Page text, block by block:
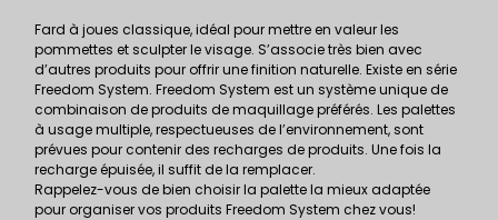
Fard à joues classique, idéal pour mettre en valeur les
pommettes et sculpter le visage. S’associe très bien avec
d’autres produits pour offrir une finition naturelle. Existe en série
Freedom System. Freedom System est un système unique de
combinaison de produits de maquillage préférés. Les palettes
à usage multiple, respectueuses de l’environnement, sont
prévues pour contenir des recharges de produits. Une fois la
recharge épuisée, il suffit de la remplacer.
Rappelez-vous de bien choisir la palette la mieux adaptée
pour organiser vos produits Freedom System chez vous!